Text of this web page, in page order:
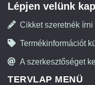
Lépjen velünk
Cikket szeretnék írni
Termékinformációt
A szerkesztőséget
TERVLAP MENÜ